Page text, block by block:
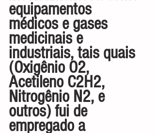
equipamentos
médicos e gases
medicinais e
industriais, tais quais
(Oxigênio O2,
Acetileno C2H2,
Nitrogênio N2, e
outros) fui de
empregado a